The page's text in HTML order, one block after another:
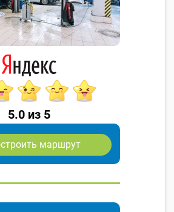
5.0 из 5
маршрут